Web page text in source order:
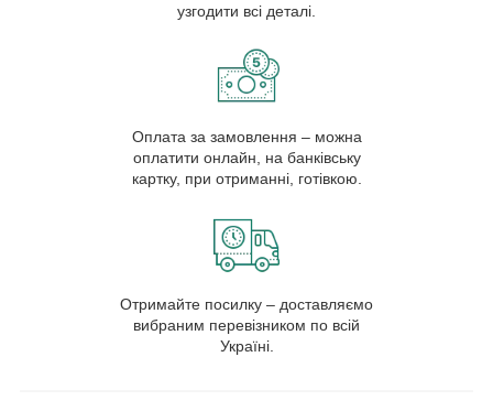
узгодити всі деталі.
Оплата за замовлення – можна
оплатити онлайн, на банківську
картку, при отриманні, готівкою.
Отримайте посилку – доставляємо
вибраним перевізником по всій
Україні.